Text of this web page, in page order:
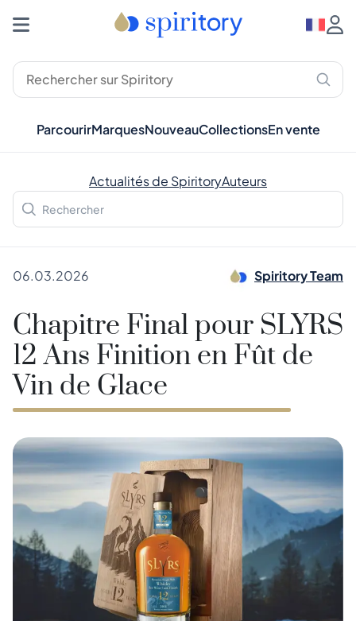
ParcourirMarquesNouveauCollectionsEn vente
Actualités de SpiritoryAuteurs
06.03.2026 Spiritory Team
Chapitre Final pour SLYRS
12 Ans Finition en Fût de
Vin de Glace